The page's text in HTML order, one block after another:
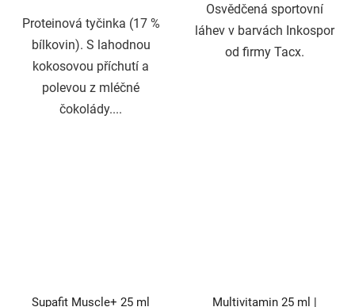
Proteinová tyčinka (17 %
bílkovin). S lahodnou
kokosovou příchutí a
polevou z mléčné
čokolády....
Osvědčená sportovní
láhev v barvách Inkospor
od firmy Tacx.
Supafit Muscle+ 25 ml
Multivitamin 25 ml |